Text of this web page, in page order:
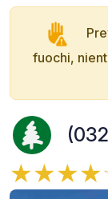
fuochi,